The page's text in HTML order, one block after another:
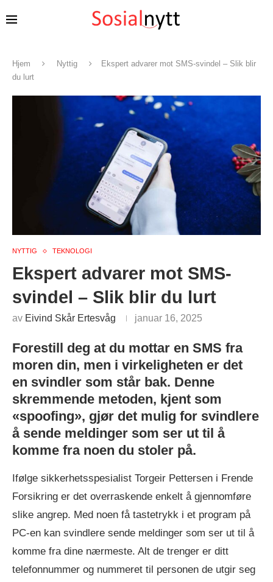
Hjem Nyttig
Ekspert advarer mot SMS-svindel – Slik blir
du lurt
NYTTIG TEKNOLOGI
Ekspert advarer mot SMS-
svindel – Slik blir du lurt
av Eivind Skår Ertesvåg januar 16, 2025
Forestill deg at du mottar en SMS fra
moren din, men i virkeligheten er det
en svindler som står bak. Denne
skremmende metoden, kjent som
«spoofing», gjør det mulig for svindlere
å sende meldinger som ser ut til å
komme fra noen du stoler på.
Ifølge sikkerhetsspesialist Torgeir Pettersen i Frende
Forsikring er det overraskende enkelt å gjennomføre
slike angrep. Med noen få tastetrykk i et program på
PC-en kan svindlere sende meldinger som ser ut til å
komme fra dine nærmeste. Alt de trenger er ditt
telefonnummer og nummeret til personen de utgir seg